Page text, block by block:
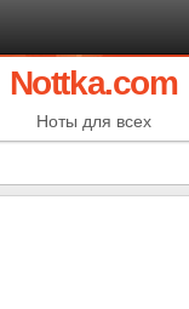
Nottka.com
Ноты для всех